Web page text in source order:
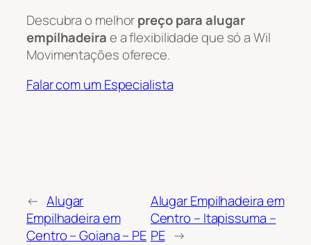
Descubra o melhorpreço para alugar
empilhadeirae a flexibilidade que só a Wil
Movimentações oferece.
Falar com um Especialista
← Alugar
Empilhadeira em
Centro – Goiana – PE
Alugar Empilhadeira em
Centro – Itapissuma –
PE →